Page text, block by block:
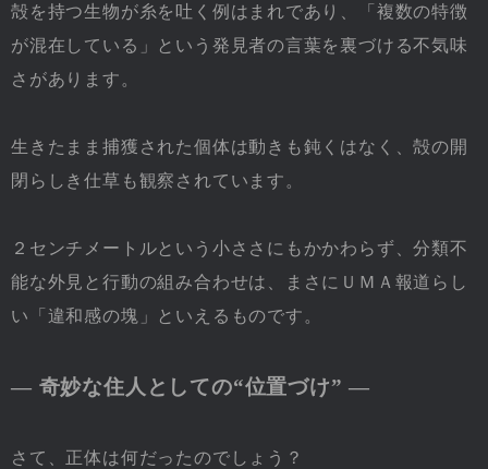
殻を持つ生物が糸を吐く例はまれであり、「複数の特徴
が混在している」という発見者の言葉を裏づける不気味
さがあります。
生きたまま捕獲された個体は動きも鈍くはなく、殻の開
閉らしき仕草も観察されています。
２センチメートルという小ささにもかかわらず、分類不
能な外見と行動の組み合わせは、まさにＵＭＡ報道らし
い「違和感の塊」といえるものです。
― 奇妙な住人としての“位置づけ” ―
さて、正体は何だったのでしょう？